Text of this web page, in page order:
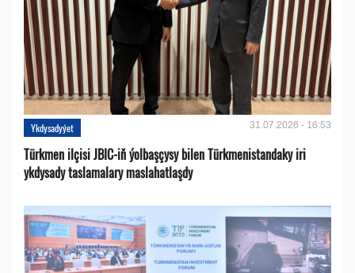
Ykdysadyýet 31.07.2026 - 16:53
Türkmen ilçisi JBIC-iň ýolbaşçysy bilen Türkmenistandaky iri
ykdysady taslamalary maslahatlaşdy